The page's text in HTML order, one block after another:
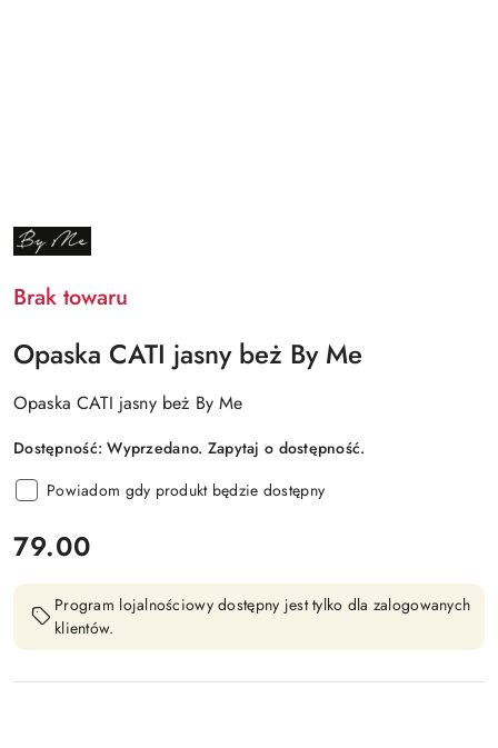
NAZWA
PRODUCENTA:
Brak towaru
Opaska CATI jasny beż By Me
Opaska CATI jasny beż By Me
Dostępność:Wyprzedano. Zapytaj o dostępność.
Powiadom gdy produkt będzie dostępny
cena:
79.00
Program lojalnościowy dostępny jest tylko dla zalogowanych
klientów.